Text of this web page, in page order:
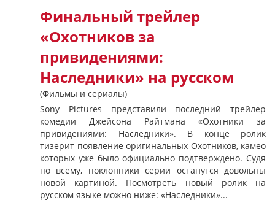
Финальный трейлер
«Охотников за
привидениями:
Наследники» на русском
(Фильмы и сериалы)
Sony Pictures представили последний трейлер
комедии Джейсона Райтмана «Охотники за
привидениями: Наследники». В конце ролик
тизерит появление оригинальных Охотников, камео
которых уже было официально подтверждено. Судя
по всему, поклонники серии останутся довольны
новой картиной. Посмотреть новый ролик на
русском языке можно ниже: «Наследники»...